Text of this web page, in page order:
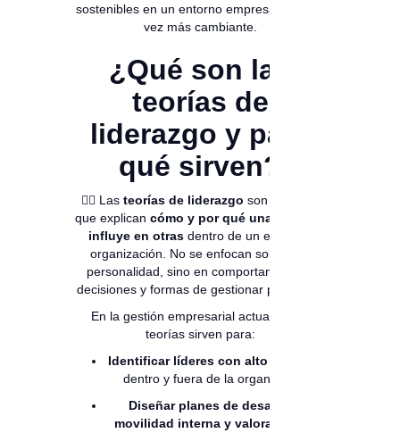
sostenibles en un entorno empresarial cada
vez más cambiante.
¿Qué son las
teorías de
liderazgo y para
qué sirven?
👉🏻 Las teorías de liderazgo son modelos
que explican cómo y por qué una persona
influye en otrasdentro de un equipo u
organización. No se enfocan solo en la
personalidad, sino en comportamientos,
decisiones y formas de gestionar personas.
En la gestión empresarial actual, estas
teorías sirven para:
Identificar líderes con alto potencial
dentro y fuera de la organización.
Diseñar planes de desarrollo,
movilidad interna y valoración del